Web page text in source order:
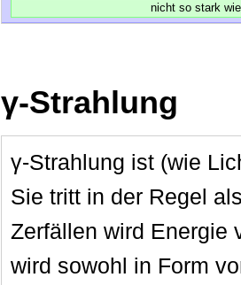
nicht so stark
γ-Strahlung
γ-Strahlung ist (wie
Sie tritt in der Regel
Zerfällen wird Energie
wird sowohl in Form